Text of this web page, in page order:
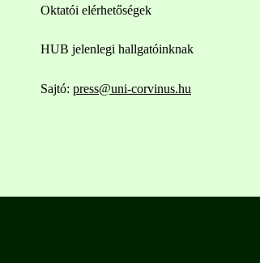
Oktatói elérhetőségek
HUB jelenlegi hallgatóinknak
Sajtó: press@uni-corvinus.hu